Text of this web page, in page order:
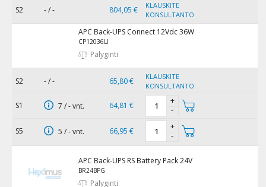
S2 - / - 804,05 €
KLAUSKITE
KONSULTANTO
APC Back-UPS Connect 12Vdc 36W
CP12036LI
Palyginti
S2 - / - 65,80 €
KLAUSKITE
KONSULTANTO
S1 7 / - vnt. 64,81 €
+
-
S5 5 / - vnt. 66,95 €
+
-
APC Back-UPS RS Battery Pack 24V
BR24BPG
Palyginti